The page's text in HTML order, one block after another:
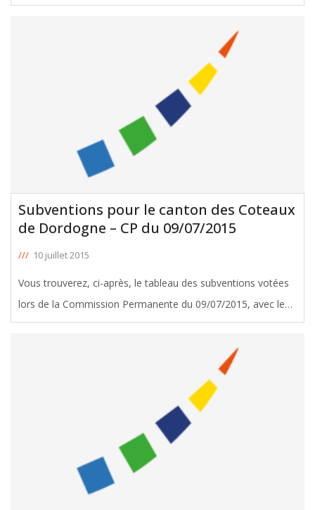
soutien de Liliane Poivert et Jacques Breillat, Conseillers
départementaux du canton des Coteaux de Dordogne.
Subventions pour le canton des Coteaux
de Dordogne – CP du 09/07/2015
/// 10 juillet 2015
Vous trouverez, ci-après, le tableau des subventions votées
lors de la Commission Permanente du 09/07/2015, avec le
soutien de Liliane Poivert et Jacques Breillat, Conseillers
départementaux du canton des Coteaux de Dordogne.